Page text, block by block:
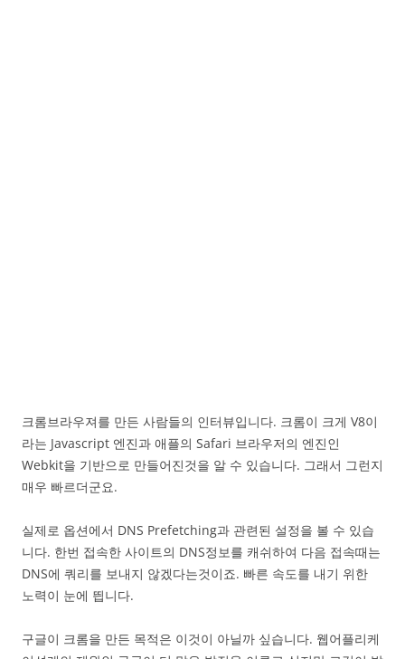
크롬브라우져를 만든 사람들의 인터뷰입니다. 크롬이 크게 V8이
라는 Javascript 엔진과 애플의 Safari 브라우저의 엔진인
Webkit을 기반으로 만들어진것을 알 수 있습니다. 그래서 그런지
매우 빠르더군요.
실제로 옵션에서 DNS Prefetching과 관련된 설정을 볼 수 있습
니다. 한번 접속한 사이트의 DNS정보를 캐쉬하여 다음 접속때는
DNS에 쿼리를 보내지 않겠다는것이죠. 빠른 속도를 내기 위한
노력이 눈에 띕니다.
구글이 크롬을 만든 목적은 이것이 아닐까 싶습니다. 웹어플리케